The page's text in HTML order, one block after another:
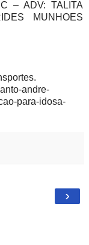
– ADV: TALITA
MUNHOES
andre-
para-idosa-
›